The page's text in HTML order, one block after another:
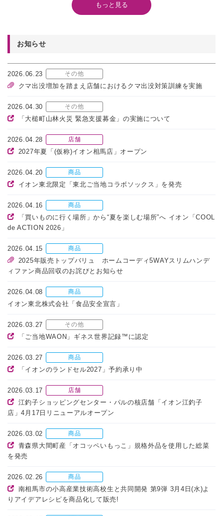
もっと見る
お知らせ
2026.06.23 その他
クマ出没増加を踏まえ店舗におけるクマ出没対策訓練を実施
2026.04.30 その他
「大槌町山林火災 緊急支援募金」の実施について
2026.04.28 店舗
2027年夏「(仮称)イオン相馬店」オープン
2026.04.20 商品
イオン東北限定「東北ご当地コラボソックス」を発売
2026.04.16 商品
「買いものに行く場所」から“夏を楽しむ場所”へ イオン「COOL
de ACTION 2026」
2026.04.15 商品
2025年販売トップバリュ ホームコーディ5WAYスリムハンデ
ィファン商品回収のお詫びとお知らせ
2026.04.08 商品
イオン東北株式会社「食品安全宣言」
2026.03.27 その他
「ご当地WAON」ギネス世界記録™に認定
2026.03.27 商品
「イオンのランドセル2027」予約承り中
2026.03.17 店舗
江釣子ショッピングセンター・パルの核店舗「イオン江釣子
店」4月17日リニューアルオープン
2026.03.02 商品
青森県大間町産「オコッペいもっこ」規格外品を使用した総菜
を発売
2026.02.26 商品
南相馬市の小高産業技術高校生と共同開発 第9弾 3月4日(水)よ
りアイデアレシピを商品化して販売!